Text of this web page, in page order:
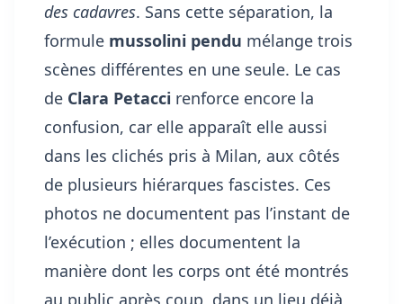
des cadavres. Sans cette séparation, la
formule mussolini pendu mélange trois
scènes différentes en une seule. Le cas
de Clara Petacci renforce encore la
confusion, car elle apparaît elle aussi
dans les clichés pris à Milan, aux côtés
de plusieurs hiérarques fascistes. Ces
photos ne documentent pas l’instant de
l’exécution ; elles documentent la
manière dont les corps ont été montrés
au public après coup, dans un lieu déjà